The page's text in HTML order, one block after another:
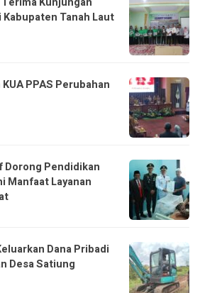
Tanah Laut
PPAS Perubahan
Dorong Pendidikan
Manfaat Layanan
Dana Pribadi
Desa Satiung